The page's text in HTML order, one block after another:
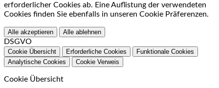
erforderlicher Cookies ab. Eine Auflistung der verwendeten
Cookies finden Sie ebenfalls in unseren Cookie Präferenzen.
Alle akzeptieren Alle ablehnen
DSGVO
Cookie Übersicht Erforderliche Cookies
Funktionale Cookies
Analytische Cookies
Cookie Verweis
Cookie Übersicht